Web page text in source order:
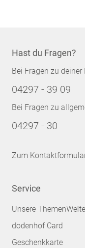
Hast du Fragen?
Bei Fragen zu deiner
04297 - 39 09
Bei Fragen zu
04297 - 30
Zum
Service
Unsere
dodenhof Card
Geschenkkarte